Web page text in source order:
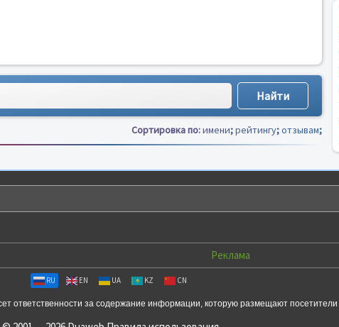
Сортировка по:имени;рейтингу;отзывам;
Реклама
RU EN UA KZ CN
ответственности за содержание информации, которую размещают посетители